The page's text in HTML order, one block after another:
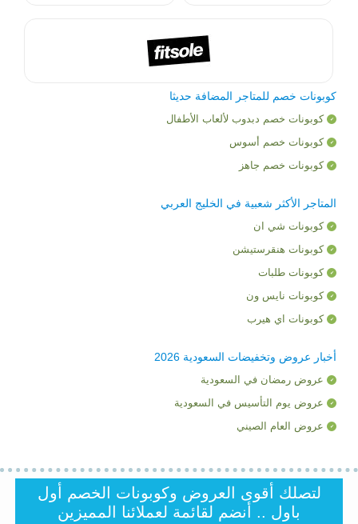
كوبونات خصم للمتاجر المضافة حديثا
كوبونات خصم دبدوب لألعاب الأطفال
كوبونات خصم أسوس
كوبونات خصم جاهز
المتاجر الأكثر شعبية في الخليج العربي
كوبونات شي ان
كوبونات هنقرستيشن
كوبونات طلبات
كوبونات نايس ون
كوبونات اي هيرب
أخبار عروض وتخفيضات السعودية 2026
عروض رمضان في السعودية
عروض يوم التأسيس في السعودية
عروض العام الصيني
لتصلك أقوى العروض وكوبونات الخصم أول
باول .. أنضم لقائمة لعملائنا المميزين